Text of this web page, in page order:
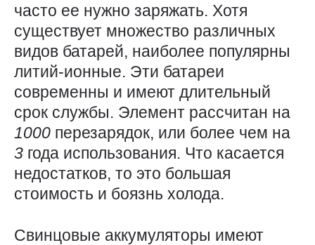
часто ее нужно заряжать. Хотя
существует множество различных
видов батарей, наиболее популярны
литий-ионные. Эти батареи
современны и имеют длительный
срок службы. Элемент рассчитан на
1000 перезарядок, или более чем на
3 года использования. Что касается
недостатков, то это большая
стоимость и боязнь холода.
Свинцовые аккумуляторы имеют